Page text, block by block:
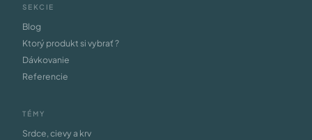
SEKCIE
Blog
Ktorý produkt si vybrať ?
Dávkovanie
Referencie
TÉMY
Srdce, cievy a krv